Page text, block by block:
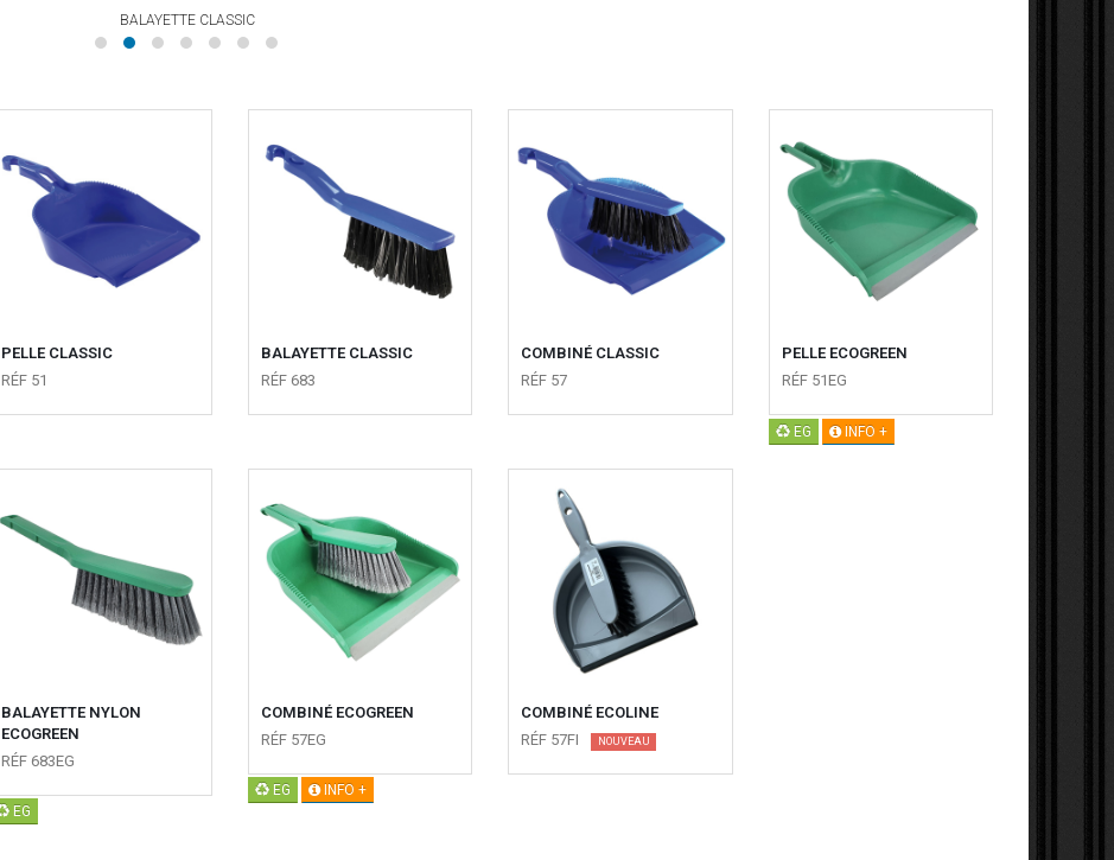
BALAYETTE CLASSIC
PELLE CLASSIC
RÉF 51
BALAYETTE CLASSIC
RÉF 683
COMBINÉ CLASSIC
RÉF 57
PELLE ECOGREEN
RÉF 51EG
EG INFO +
BALAYETTE NYLON
ECOGREEN
RÉF 683EG
EG
COMBINÉ ECOGREEN
RÉF 57EG
EG INFO +
COMBINÉ ECOLINE
RÉF 57FI
NOUVEAU